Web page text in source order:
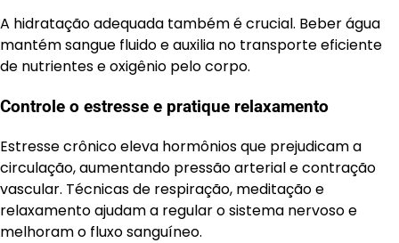
A hidratação adequada também é crucial. Beber água
mantém sangue fluido e auxilia no transporte eficiente
de nutrientes e oxigênio pelo corpo.
Controle o estresse e pratique relaxamento
Estresse crônico eleva hormônios que prejudicam a
circulação, aumentando pressão arterial e contração
vascular. Técnicas de respiração, meditação e
relaxamento ajudam a regular o sistema nervoso e
melhoram o fluxo sanguíneo.